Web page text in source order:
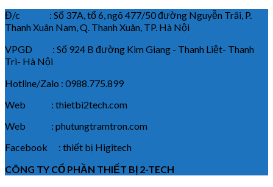
Đ/c : Số 37A, tổ 6, ngõ 477/50 đường Nguyễn Trãi, P.
Thanh Xuân Nam, Q. Thanh Xuân, TP. Hà Nội
VPGD : Số 924 B đường Kim Giang - Thanh Liệt- Thanh
Trì- Hà Nội
Hotline/Zalo : 0988.775.899
Web : thietbi2tech.com
Web : phutungtramtron.com
Facebook : thiết bị Higitech
CÔNG TY CỔ PHẦN THIẾT BỊ 2-TECH